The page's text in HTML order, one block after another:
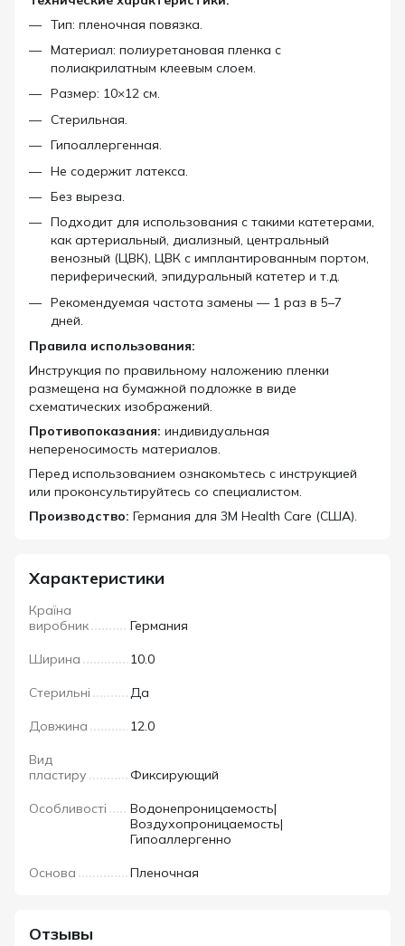
Тип: пленочная повязка.
Материал: полиуретановая пленка с
полиакрилатным клеевым слоем.
Размер: 10×12 см.
Стерильная.
Гипоаллергенная.
Не содержит латекса.
Без выреза.
Подходит для использования с такими катетерами,
как артериальный, диализный, центральный
венозный (ЦВК), ЦВК с имплантированным портом,
периферический, эпидуральный катетер и т.д.
Рекомендуемая частота замены — 1 раз в 5–7
дней.
Правила использования:
Инструкция по правильному наложению пленки
размещена на бумажной подложке в виде
схематических изображений.
Противопоказания: индивидуальная
непереносимость материалов.
Перед использованием ознакомьтесь с инструкцией
или проконсультируйтесь со специалистом.
Производство: Германия для 3M Health Care (США).
Характеристики
Країна
виробник
Германия
Ширина 10.0
Стерильні Да
Довжина 12.0
Вид
пластиру
Фиксирующий
Особливості
Водонепроницаемость|
Воздухопроницаемость|
Гипоаллергенно
Основа Пленочная
Отзывы